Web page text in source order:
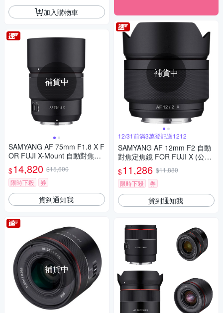
加入購物車
補貨中
SAMYANG AF 75mm F1.8 X F
OR FUJI X-Mount 自動對焦鏡
頭 公司貨
$14,820 $15,600
限時下殺
券
貨到通知我
補貨中
補貨中
12/31前滿3萬登記送1212
SAMYANG AF 12mm F2 自動
對焦定焦鏡 FOR FUJI X (公司
貨)
$11,286 $11,880
限時下殺
券
貨到通知我